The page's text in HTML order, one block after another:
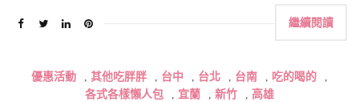
繼續閱讀
優惠活動 , 其他吃胖胖 , 台中 , 台北 , 台南 , 吃的喝的
,
各式各樣懶人包
, 宜蘭 , 新竹 , 高雄